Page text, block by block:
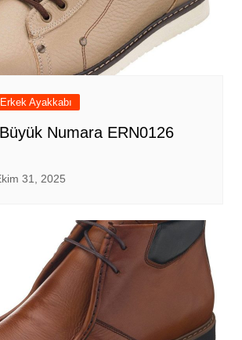
Erkek Ayakkabı
Numara ERN0126
31, 2025